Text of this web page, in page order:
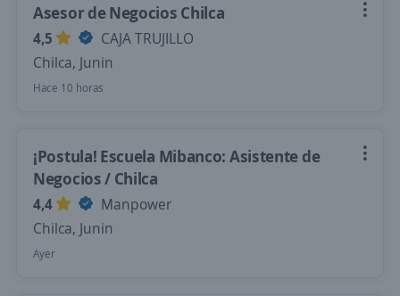
Asesor de Negocios Chilca
4,5
CAJA TRUJILLO
Chilca, Junin
Hace 10 horas
¡Postula! Escuela Mibanco: Asistente de
Negocios / Chilca
4,4
Manpower
Chilca, Junin
Ayer